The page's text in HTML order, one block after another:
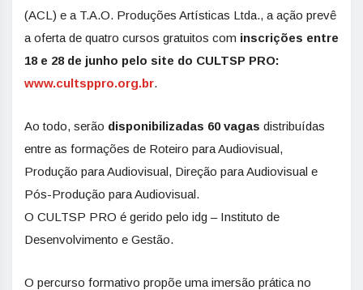
(ACL) e a T.A.O. Produções Artísticas Ltda., a ação prevê
a oferta de quatro cursos gratuitos com inscrições entre
18 e 28 de junho pelo site do CULTSP PRO:
www.cultsppro.org.br.
Ao todo, serão disponibilizadas 60 vagas distribuídas
entre as formações de Roteiro para Audiovisual,
Produção para Audiovisual, Direção para Audiovisual e
Pós-Produção para Audiovisual.
O CULTSP PRO é gerido pelo idg – Instituto de
Desenvolvimento e Gestão.
O percurso formativo propõe uma imersão prática no